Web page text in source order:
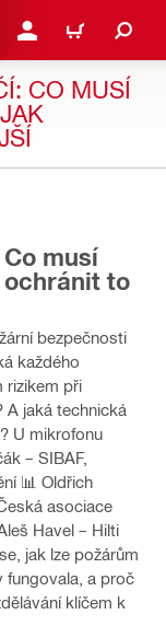
PŘIHLÁSIT NEBO
KOŠÍK
CO MUSÍ
musí
ochránit to
bezpečnosti
každého
rizikem při
A jaká technická
U mikrofonu
– SIBAF,
📊 Oldřich
asociace
Havel – Hilti
jak lze požárům
fungovala, a proč
klíčem k